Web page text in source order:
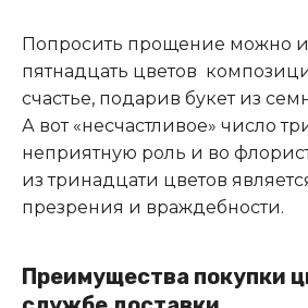
Попросить прощение можно
пятнадцать цветов
счастье, подарив букет из
А вот «несчастливое» число
неприятную роль и во
из тринадцати цветов
презрения и враждебности.
Преимущества покупки